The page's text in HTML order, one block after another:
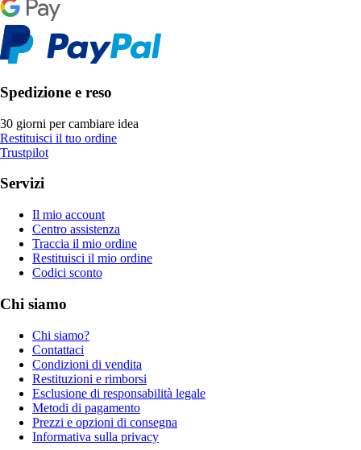
Spedizione e reso
30 giorni per cambiare idea
Restituisci il tuo ordine
Trustpilot
Servizi
Il mio account
Centro assistenza
Traccia il mio ordine
Restituisci il mio ordine
Codici sconto
Chi siamo
Chi siamo?
Contattaci
Condizioni di vendita
Restituzioni e rimborsi
Esclusione di responsabilità legale
Metodi di pagamento
Prezzi e opzioni di consegna
Informativa sulla privacy